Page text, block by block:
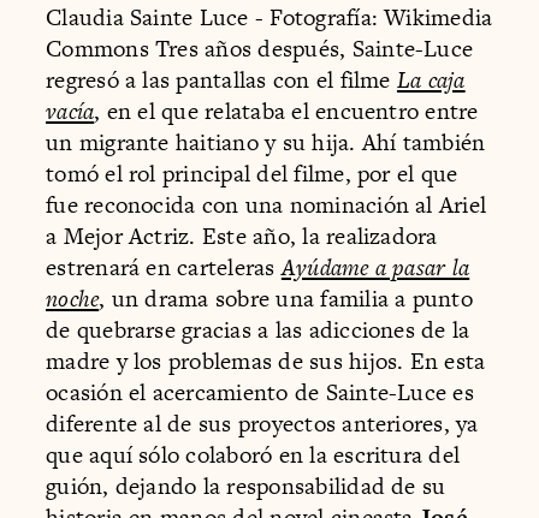
Claudia Sainte Luce - Fotografía: Wikimedia
Commons Tres años después, Sainte-Luce
regresó a las pantallas con el filme La caja
vacía, en el que relataba el encuentro entre
un migrante haitiano y su hija. Ahí también
tomó el rol principal del filme, por el que
fue reconocida con una nominación al Ariel
a Mejor Actriz. Este año, la realizadora
estrenará en cartelerasAyúdame a pasar la
noche, un drama sobre una familia a punto
de quebrarse gracias a las adicciones de la
madre y los problemas de sus hijos. En esta
ocasión el acercamiento de Sainte-Luce es
diferente al de sus proyectos anteriores, ya
que aquí sólo colaboró en la escritura del
guión, dejando la responsabilidad de su